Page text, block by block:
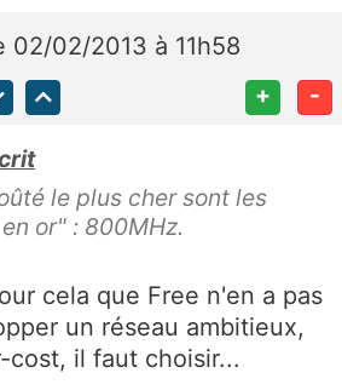
02/02/2013 à 11h58
+ -
le plus cher sont les
or" : 800MHz.
cela que Free n'en a pas
un réseau ambitieux,
cost, il faut choisir...